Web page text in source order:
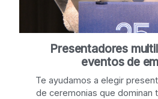
Presentadores
eventos de
Te ayudamos a elegir
de ceremonias que dominan